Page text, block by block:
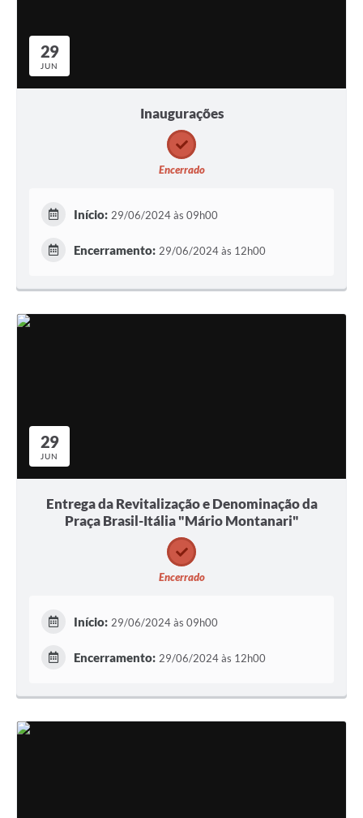
29
JUN
Inaugurações
Encerrado
Início: 29/06/2024 às 09h00
Encerramento: 29/06/2024 às 12h00
29
JUN
Entrega da Revitalização e Denominação da
Praça Brasil-Itália "Mário Montanari"
Encerrado
Início: 29/06/2024 às 09h00
Encerramento: 29/06/2024 às 12h00